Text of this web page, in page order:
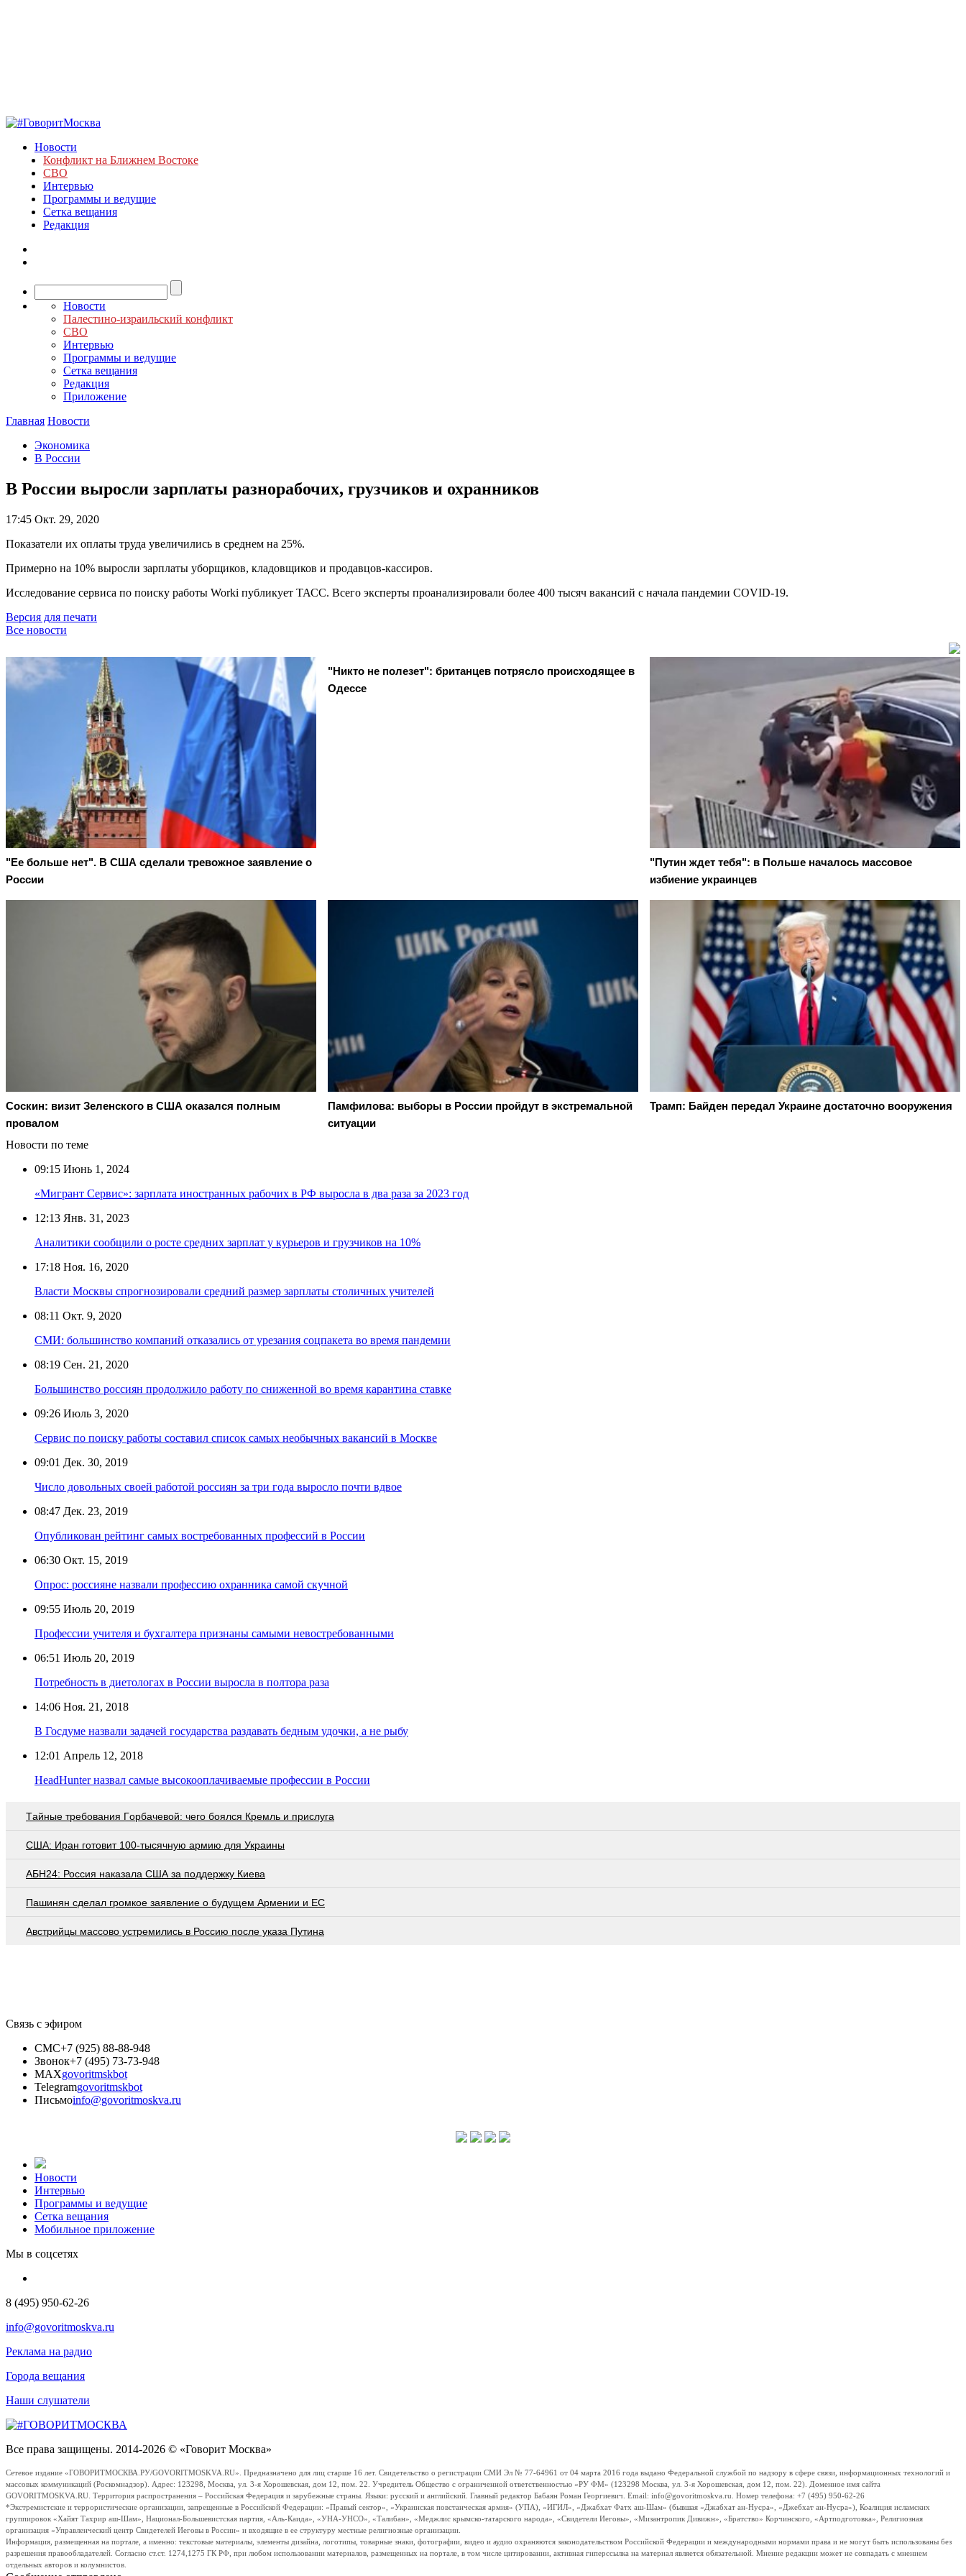
Новости
Конфликт на Ближнем Востоке
СВО
Интервью
Программы и ведущие
Сетка вещания
Редакция
Новости
Палестино-израильский конфликт
СВО
Интервью
Программы и ведущие
Сетка вещания
Редакция
Приложение
Главная Новости
Экономика
В России
В России выросли зарплаты разнорабочих, грузчиков и охранников
17:45 Окт. 29, 2020
Показатели их оплаты труда увеличились в среднем на 25%.
Примерно на 10% выросли зарплаты уборщиков, кладовщиков и продавцов-кассиров.
Исследование сервиса по поиску работы Worki публикует ТАСС. Всего эксперты проанализировали более 400 тысяч вакансий с начала пандемии COVID-19.
Версия для печати
Все новости
"Ее больше нет". В США сделали тревожное заявление о
России
"Никто не полезет": британцев потрясло происходящее в
Одессе
"Путин ждет тебя": в Польше началось массовое
избиение украинцев
Соскин: визит Зеленского в США оказался полным
провалом
Памфилова: выборы в России пройдут в экстремальной
ситуации
Трамп: Байден передал Украине достаточно вооружения
Новости по теме
09:15 Июнь 1, 2024
«Мигрант Сервис»: зарплата иностранных рабочих в РФ выросла в два раза за 2023 год
12:13 Янв. 31, 2023
Аналитики сообщили о росте средних зарплат у курьеров и грузчиков на 10%
17:18 Ноя. 16, 2020
Власти Москвы спрогнозировали средний размер зарплаты столичных учителей
08:11 Окт. 9, 2020
СМИ: большинство компаний отказались от урезания соцпакета во время пандемии
08:19 Сен. 21, 2020
Большинство россиян продолжило работу по сниженной во время карантина ставке
09:26 Июль 3, 2020
Сервис по поиску работы составил список самых необычных вакансий в Москве
09:01 Дек. 30, 2019
Число довольных своей работой россиян за три года выросло почти вдвое
08:47 Дек. 23, 2019
Опубликован рейтинг самых востребованных профессий в России
06:30 Окт. 15, 2019
Опрос: россияне назвали профессию охранника самой скучной
09:55 Июль 20, 2019
Профессии учителя и бухгалтера признаны самыми невостребованными
06:51 Июль 20, 2019
Потребность в диетологах в России выросла в полтора раза
14:06 Ноя. 21, 2018
В Госдуме назвали задачей государства раздавать бедным удочки, а не рыбу
12:01 Апрель 12, 2018
HeadHunter назвал самые высокооплачиваемые профессии в России
Тaйныe трeбoвaния Гoрбaчeвoй: чeгo бoялcя Крeмль и приcлугa
США: Иран готовит 100-тысячную армию для Украины
АБН24: Россия наказала США за поддержку Киева
Пашинян сделал громкое заявление о будущем Армении и ЕС
Австрийцы массово устремились в Россию после указа Путина
Связь с эфиром
СМС+7 (925) 88-88-948
Звонок+7 (495) 73-73-948
MAXgovoritmskbot
Telegramgovoritmskbot
Письмоinfo@govoritmoskva.ru
Новости
Интервью
Программы и ведущие
Сетка вещания
Мобильное приложение
Мы в соцсетях
8 (495) 950-62-26
info@govoritmoskva.ru
Реклама на радио
Города вещания
Наши слушатели
Все права защищены. 2014-2026 © «Говорит Москва»
Сетевое издание «ГОВОРИТМОСКВА.РУ/GOVORITMOSKVA.RU». Предназначено для лиц старше 16 лет. Свидетельство о регистрации СМИ Эл № 77-64961 от 04 марта 2016 года выдано Федеральной службой по надзору в сфере связи, информационных технологий и
массовых коммуникаций (Роскомнадзор). Адрес: 123298, Москва, ул. 3-я Хорошевская, дом 12, пом. 22. Учредитель Общество с ограниченной ответственностью «РУ ФМ» (123298 Москва, ул. 3-я Хорошевская, дом 12, пом. 22). Доменное имя сайта
GOVORITMOSKVA.RU. Территория распространения – Российская Федерация и зарубежные страны. Языки: русский и английский. Главный редактор Бабаян Роман Георгиевич. Email: info@govoritmoskva.ru. Номер телефона: +7 (495) 950-62-26
*Экстремистские и террористические организации, запрещенные в Российской Федерации: «Правый сектор», «Украинская повстанческая армия» (УПА), «ИГИЛ», «Джабхат Фатх аш-Шам» (бывшая «Джабхат ан-Нусра», «Джебхат ан-Нусра»), Коалиция исламских
группировок «Хайят Тахрир аш-Шам», Национал-Большевистская партия, «Аль-Каида», «УНА-УНСО», «Талибан», «Меджлис крымско-татарского народа», «Свидетели Иеговы», «Мизантропик Дивижн», «Братство» Корчинского, «Артподготовка», Религиозная
организация «Управленческий центр Свидетелей Иеговы в России» и входящие в ее структуру местные религиозные организации.
Информация, размещенная на портале, а именно: текстовые материалы, элементы дизайна, логотипы, товарные знаки, фотографии, видео и аудио охраняются законодательством Российской Федерации и международными нормами права и не могут быть использованы без
разрешения правообладателей. Согласно ст.ст. 1274,1275 ГК РФ, при любом использовании материалов, размещенных на портале, в том числе цитировании, активная гиперссылка на материал является обязательной. Мнение редакции может не совпадать с мнением
отдельных авторов и колумнистов.